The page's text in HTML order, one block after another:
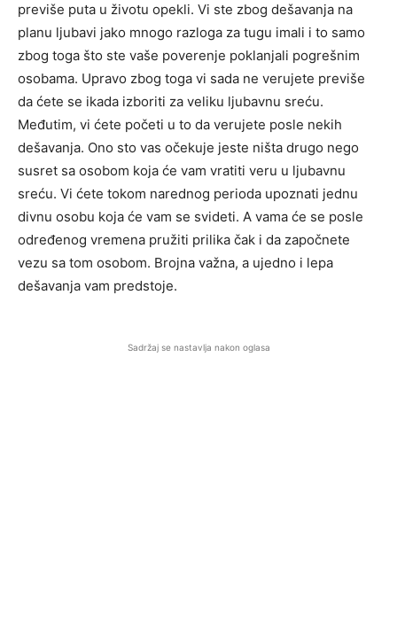
previše puta u životu opekli. Vi ste zbog dešavanja na
planu ljubavi jako mnogo razloga za tugu imali i to samo
zbog toga što ste vaše poverenje poklanjali pogrešnim
osobama. Upravo zbog toga vi sada ne verujete previše
da ćete se ikada izboriti za veliku ljubavnu sreću.
Međutim, vi ćete početi u to da verujete posle nekih
dešavanja. Ono sto vas očekuje jeste ništa drugo nego
susret sa osobom koja će vam vratiti veru u ljubavnu
sreću. Vi ćete tokom narednog perioda upoznati jednu
divnu osobu koja će vam se svideti. A vama će se posle
određenog vremena pružiti prilika čak i da započnete
vezu sa tom osobom. Brojna važna, a ujedno i lepa
dešavanja vam predstoje.
Sadržaj se nastavlja nakon oglasa